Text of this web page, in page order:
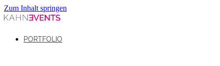
Zum Inhalt springen
PORTFOLIO